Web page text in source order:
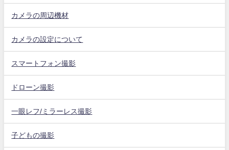
カメラの周辺機材
カメラの設定について
スマートフォン撮影
ドローン撮影
一眼レフ/ミラーレス撮影
子どもの撮影